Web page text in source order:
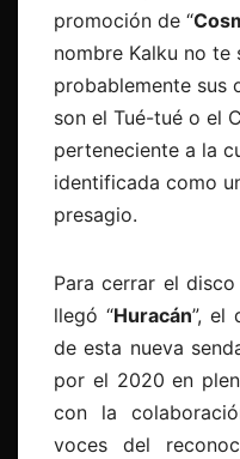
promoción de “
nombre Kalku no
probablemente sus
son el Tué-tué o el
perteneciente a la
identificada como
presagio.
Para cerrar el
llegó “Huracán”, el
de esta nueva
por el 2020 en
con la
voces del